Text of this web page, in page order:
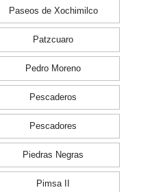
Paseos de Xochimilco
Patzcuaro
Pedro Moreno
Pescaderos
Pescadores
Piedras Negras
Pimsa II